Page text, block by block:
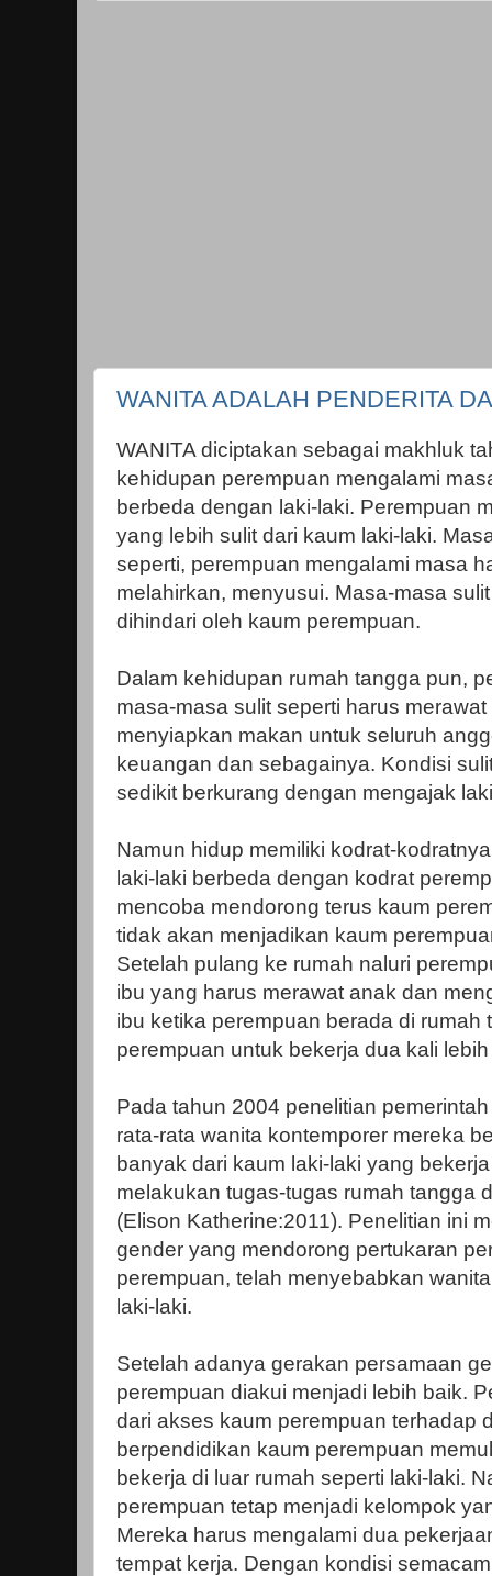
WANITA ADALAH PENDERITA
WANITA diciptakan sebagai makhluk
kehidupan perempuan mengalami
berbeda dengan laki-laki. Perempuan
yang lebih sulit dari kaum laki-laki.
seperti, perempuan mengalami masa
melahirkan, menyusui. Masa-masa
dihindari oleh kaum perempuan.
Dalam kehidupan rumah tangga pun,
masa-masa sulit seperti harus
menyiapkan makan untuk seluruh
keuangan dan sebagainya. Kondisi
sedikit berkurang dengan mengajak
Namun hidup memiliki kodrat-
laki-laki berbeda dengan kodrat
mencoba mendorong terus kaum
tidak akan menjadikan kaum
Setelah pulang ke rumah naluri
ibu yang harus merawat anak dan
ibu ketika perempuan berada di rumah
perempuan untuk bekerja dua kali
Pada tahun 2004 penelitian
rata-rata wanita kontemporer mereka
banyak dari kaum laki-laki yang
melakukan tugas-tugas rumah tangga
(Elison Katherine:2011). Penelitian ini
gender yang mendorong pertukaran
perempuan, telah menyebabkan
laki-laki.
Setelah adanya gerakan persamaan
perempuan diakui menjadi lebih baik.
dari akses kaum perempuan terhadap
berpendidikan kaum perempuan
bekerja di luar rumah seperti laki-laki.
perempuan tetap menjadi kelompok
Mereka harus mengalami dua
tempat kerja. Dengan kondisi